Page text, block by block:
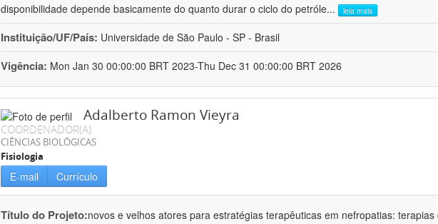
disponibilidade depende basicamente do quanto durar o ciclo do petróle... leia mais
Instituição/UF/País: Universidade de São Paulo - SP - Brasil
Vigência: Mon Jan 30 00:00:00 BRT 2023-Thu Dec 31 00:00:00 BRT 2026
Adalberto Ramon Vieyra
COORDENADOR(A)
CIÊNCIAS BIOLÓGICAS
Fisiologia
E-mail Currículo
Título do Projeto:novos e velhos atores para estratégias terapêuticas em nefropatias: terapias